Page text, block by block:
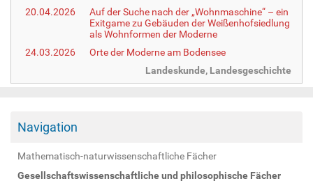
20.04.2026
Auf der Suche nach der „Wohnmaschine“ – ein
Exitgame zu Gebäuden der Weißenhofsiedlung
als Wohnformen der Moderne
24.03.2026
Orte der Moderne am Bodensee
Landeskunde, Landesgeschichte
Navigation
Mathematisch-naturwissenschaftliche Fächer
Gesellschaftswissenschaftliche und philosophische Fächer